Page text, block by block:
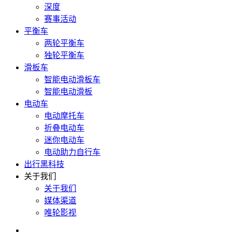
深度
赛事活动
平衡车
两轮平衡车
独轮平衡车
滑板车
智能电动滑板车
智能电动滑板
电动车
电动摩托车
折叠电动车
迷你电动车
电动助力自行车
出行黑科技
关于我们
关于我们
媒体渠道
唯轮影视